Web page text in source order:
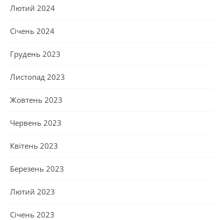
Лютий 2024
Січень 2024
Грудень 2023
Листопад 2023
Жовтень 2023
Червень 2023
Квітень 2023
Березень 2023
Лютий 2023
Січень 2023